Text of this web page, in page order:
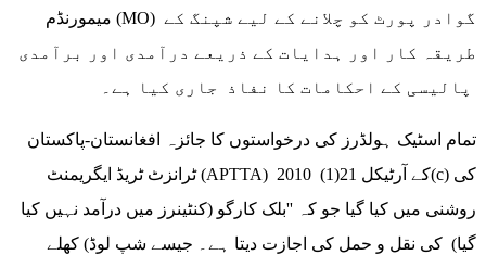
میمورنڈم (MO) گوادر پورٹ کو چلانے کے لیے شپنگ کے
طریقہ کار اور ہدایات کے ذریعے درآمدی اور برآمدی
تمام اسٹیک ہولڈرز کی درخواستوں کا جائزہ افغانستان-پاکستان
ٹرانزٹ ٹریڈ ایگریمنٹ (APTTA) 2010 کے آرٹیکل 21(1)(c) کی
روشنی میں کیا گیا جو کہ ''بلک کارگو (کنٹینرز میں درآمد نہیں کیا
گیا) کی نقل و حمل کی اجازت دیتا ہے۔ جیسے شپ لوڈ) کھلے